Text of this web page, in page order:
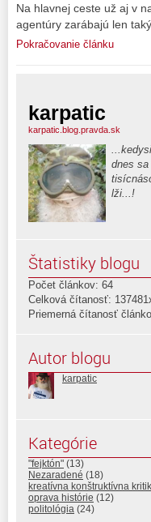
Na hlavnej ceste už aj v
agentúry zarábajú len
Pokračovanie článku
karpatic
karpatic.blog.pravda.sk
dnes
lži...!
Štatistiky blogu
Počet článkov: 64
Celková čítanosť:
Priemerná čítanosť
Autor blogu
karpatic
Kategórie
"fejktón" (13)
Nezaradené (18)
kreatívna konštruktívna
oprava histórie (12)
politológia (24)